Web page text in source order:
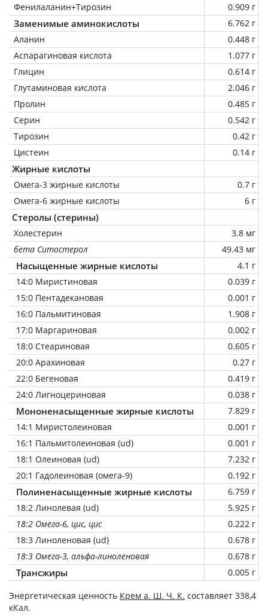
Фенилаланин+Тирозин
0.909 г
Заменимые аминокислоты
6.762 г
Аланин
0.448 г
Аспарагиновая кислота
1.077 г
Глицин
0.614 г
Глутаминовая кислота
2.046 г
Пролин
0.485 г
Серин
0.542 г
Тирозин
0.42 г
Цистеин
0.14 г
Жирные кислоты
Омега-3 жирные кислоты
0.7 г
Омега-6 жирные кислоты
6 г
Стеролы (стерины)
Холестерин
3.8 мг
бета Ситостерол
49.43 мг
Насыщенные жирные кислоты
4.1 г
14:0 Миристиновая
0.039 г
15:0 Пентадекановая
0.001 г
16:0 Пальмитиновая
1.908 г
17:0 Маргариновая
0.002 г
18:0 Стеариновая
0.605 г
20:0 Арахиновая
0.27 г
22:0 Бегеновая
0.419 г
24:0 Лигноцериновая
0.038 г
Мононенасыщенные жирные кислоты
7.829 г
14:1 Миристолеиновая
0.001 г
16:1 Пальмитолеиновая (ud)
0.001 г
18:1 Олеиновая (ud)
7.232 г
20:1 Гадолеиновая (омега-9)
0.192 г
Полиненасыщенные жирные кислоты
6.759 г
18:2 Линолевая (ud)
5.925 г
18:2 Омега-6, цис, цис
0.222 г
18:3 Линоленовая (ud)
0.678 г
18:3 Омега-3, альфа-линоленовая
0.678 г
Трансжиры 0.005 г
Энергетическая ценность Крем а. Ш. Ч. К. составляет 338,4
кКал.